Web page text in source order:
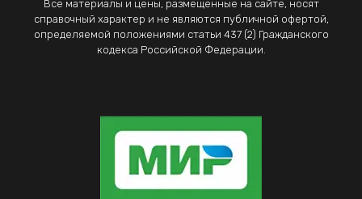
Все материалы и цены, размещенные на сайте, носят
справочный характер и не являются публичной офертой,
определяемой положениями статьи 437 (2) Гражданского
кодекса Российской Федерации.